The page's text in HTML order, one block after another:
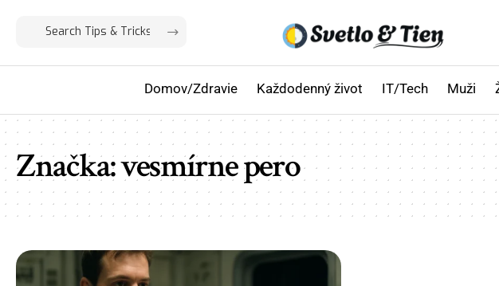
Domov/Zdravie Každodenný život IT/Tech Muži
Značka:vesmírne pero